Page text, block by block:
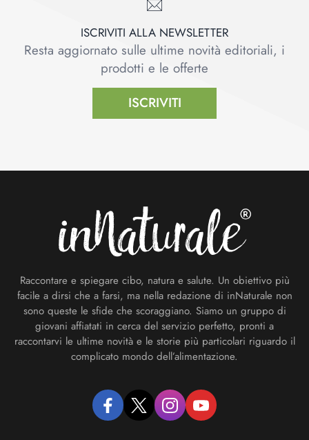
ISCRIVITI ALLA NEWSLETTER
Resta aggiornato sulle ultime novità editoriali, i
prodotti e le offerte
ISCRIVITI
Raccontare e spiegare cibo, natura e salute. Un obiettivo più
facile a dirsi che a farsi, ma nella redazione di inNaturale non
sono queste le sfide che scoraggiano. Siamo un gruppo di
giovani affiatati in cerca del servizio perfetto, pronti a
raccontarvi le ultime novità e le storie più particolari riguardo il
complicato mondo dell’alimentazione.
facebooktwitter instagramyoutube